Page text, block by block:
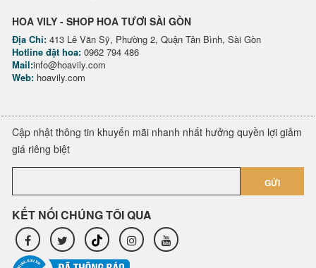
HOA VILY - SHOP HOA TƯƠI SÀI GÒN
Địa Chỉ: 413 Lê Văn Sỹ, Phường 2, Quận Tân Bình, Sài Gòn
Hotline đặt hoa: 0962 794 486
Mail:info@hoavily.com
Web: hoavily.com
Cập nhật thông tin khuyến mãi nhanh nhất hưởng quyền lợi giảm
giá riêng biệt
GỬI
KẾT NỐI CHÚNG TÔI QUA